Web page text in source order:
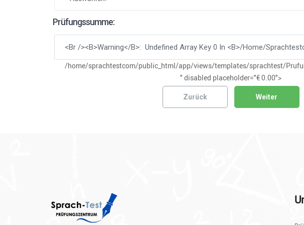
Prüfungssumme:
/home/sprachtestcom/public_html/app/views/templates/sprachtest/
" disabled placeholder="€ 0.00">
Zurück Weiter